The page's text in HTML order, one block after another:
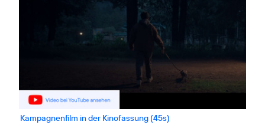
Kampagnenfilm in der Kinofassung (45s)